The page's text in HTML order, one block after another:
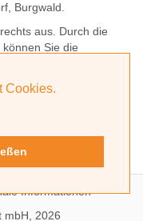
Cookies.
Burgwald.
aus. Durch die
Sie die
Sie den Suchbereich
die zu dieser
Fall Berlin.
mbH, 2026